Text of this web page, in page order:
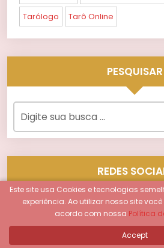
Tarólogo Tarô Online
PESQUISAR
REDES
Este site usa Cookies e tecnologias
experiência. Ao utilizar nosso site
acordo com nossa Política
Accept